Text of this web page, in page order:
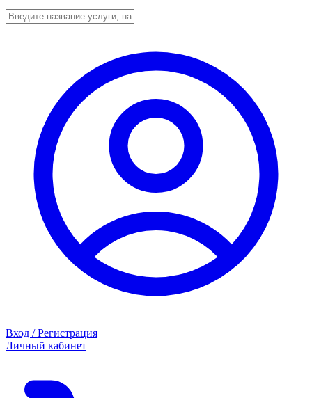
Вход / Регистрация
Личный кабинет